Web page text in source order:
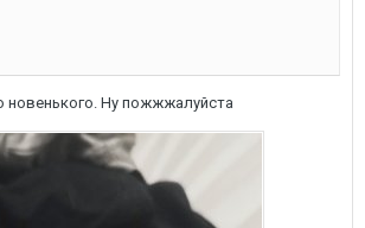
новенького. Ну пожжжалуйста